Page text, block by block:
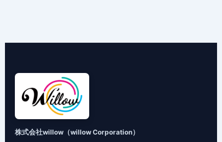
株式会社willow（willow Corporation）